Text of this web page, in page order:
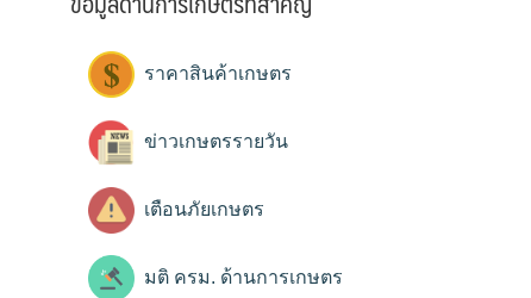
ราคาสินค้าเกษตร
ข่าวเกษตรรายวัน
เตือนภัยเกษตร
มติ ครม. ด้านการเกษตร